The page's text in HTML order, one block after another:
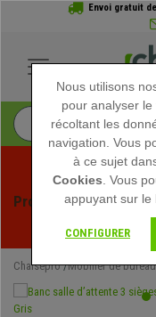
Envoi gratuit
Profitez des soldes
exclusives
Chaisepro Mobilier de bureau
Nous utilisons
pour analyser
récoltant les
navigation. Vous
à ce sujet
Cookies . Vous
appuyant sur le
CONFIGURER